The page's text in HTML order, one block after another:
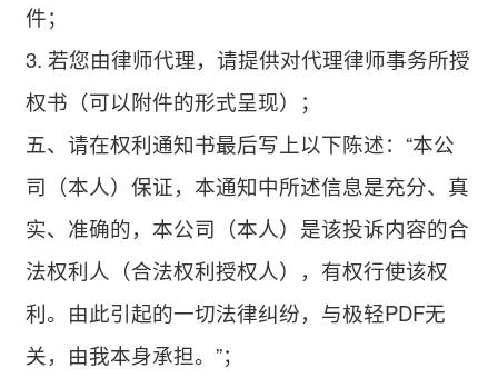
件；
3. 若您由律师代理，请提供对代理律师事务所授
权书（可以附件的形式呈现）；
五、请在权利通知书最后写上以下陈述：“本公
司（本人）保证，本通知中所述信息是充分、真
实、准确的，本公司（本人）是该投诉内容的合
法权利人（合法权利授权人），有权行使该权
利。由此引起的一切法律纠纷，与极轻PDF无
关，由我本身承担。”；